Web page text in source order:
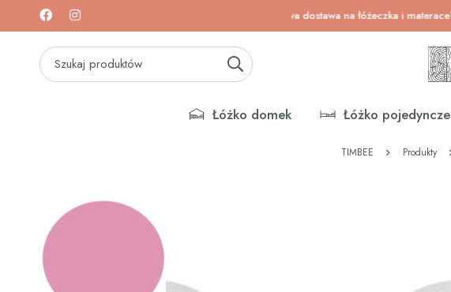
na łóżeczka i materace! Darmowa dostawa na łóżeczka i materace!
Łóżko domek Łóżko pojedyncze
TIMBEE Produkty